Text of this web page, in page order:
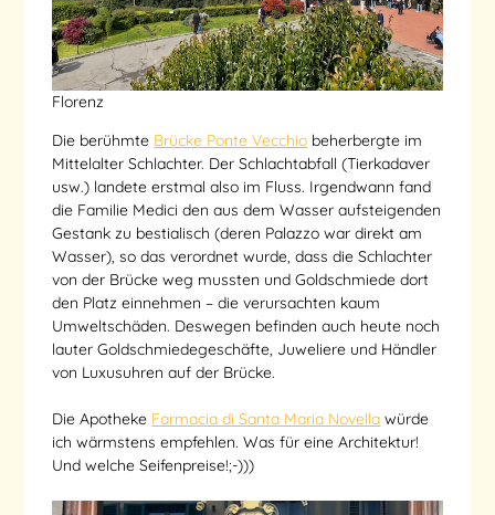
Florenz
Die berühmte Brücke Ponte Vecchio beherbergte im
Mittelalter Schlachter. Der Schlachtabfall (Tierkadaver
usw.) landete erstmal also im Fluss. Irgendwann fand
die Familie Medici den aus dem Wasser aufsteigenden
Gestank zu bestialisch (deren Palazzo war direkt am
Wasser), so das verordnet wurde, dass die Schlachter
von der Brücke weg mussten und Goldschmiede dort
den Platz einnehmen – die verursachten kaum
Umweltschäden. Deswegen befinden auch heute noch
lauter Goldschmiedegeschäfte, Juweliere und Händler
von Luxusuhren auf der Brücke.
Die Apotheke Farmacia di Santa Maria Novella würde
ich wärmstens empfehlen. Was für eine Architektur!
Und welche Seifenpreise!;-)))